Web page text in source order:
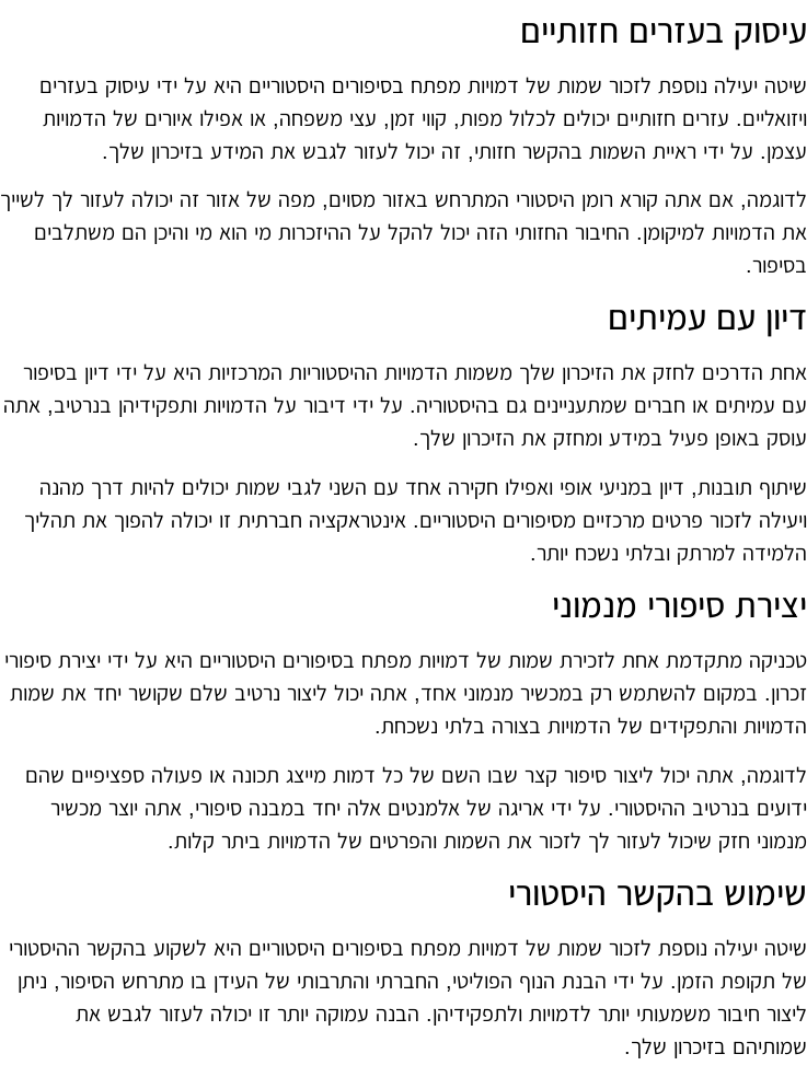
עיסוק בעזרים חזותיים
שיטה יעילה נוספת לזכור שמות של דמויות מפתח בסיפורים היסטוריים היא על ידי עיסוק בעזרים
ויזואליים. עזרים חזותיים יכולים לכלול מפות, קווי זמן, עצי משפחה, או אפילו איורים של הדמויות
עצמן. על ידי ראיית השמות בהקשר חזותי, זה יכול לעזור לגבש את המידע בזיכרון שלך.
לדוגמה, אם אתה קורא רומן היסטורי המתרחש באזור מסוים, מפה של אזור זה יכולה לעזור לך לשייך
את הדמויות למיקומן. החיבור החזותי הזה יכול להקל על ההיזכרות מי הוא מי והיכן הם משתלבים
בסיפור.
דיון עם עמיתים
אחת הדרכים לחזק את הזיכרון שלך משמות הדמויות ההיסטוריות המרכזיות היא על ידי דיון בסיפור
עם עמיתים או חברים שמתעניינים גם בהיסטוריה. על ידי דיבור על הדמויות ותפקידיהן בנרטיב, אתה
עוסק באופן פעיל במידע ומחזק את הזיכרון שלך.
שיתוף תובנות, דיון במניעי אופי ואפילו חקירה אחד עם השני לגבי שמות יכולים להיות דרך מהנה
ויעילה לזכור פרטים מרכזיים מסיפורים היסטוריים. אינטראקציה חברתית זו יכולה להפוך את תהליך
הלמידה למרתק ובלתי נשכח יותר.
יצירת סיפורי מנמוני
טכניקה מתקדמת אחת לזכירת שמות של דמויות מפתח בסיפורים היסטוריים היא על ידי יצירת סיפורי
זכרון. במקום להשתמש רק במכשיר מנמוני אחד, אתה יכול ליצור נרטיב שלם שקושר יחד את שמות
הדמויות והתפקידים של הדמויות בצורה בלתי נשכחת.
לדוגמה, אתה יכול ליצור סיפור קצר שבו השם של כל דמות מייצג תכונה או פעולה ספציפיים שהם
ידועים בנרטיב ההיסטורי. על ידי אריגה של אלמנטים אלה יחד במבנה סיפורי, אתה יוצר מכשיר
מנמוני חזק שיכול לעזור לך לזכור את השמות והפרטים של הדמויות ביתר קלות.
שימוש בהקשר היסטורי
שיטה יעילה נוספת לזכור שמות של דמויות מפתח בסיפורים היסטוריים היא לשקוע בהקשר ההיסטורי
של תקופת הזמן. על ידי הבנת הנוף הפוליטי, החברתי והתרבותי של העידן בו מתרחש הסיפור, ניתן
ליצור חיבור משמעותי יותר לדמויות ולתפקידיהן. הבנה עמוקה יותר זו יכולה לעזור לגבש את
שמותיהם בזיכרון שלך.